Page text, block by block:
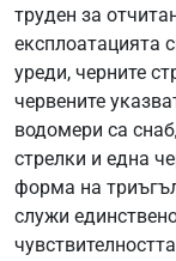
труден за
експлоатацията
уреди, черните
червените
водомери са
стрелки и една
форма на
служи